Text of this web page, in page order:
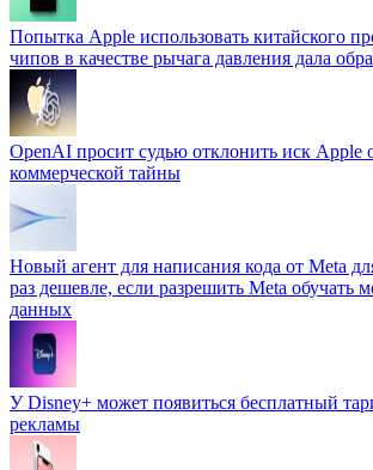
Попытка Apple использовать китайского
чипов в качестве рычага давления дала
OpenAI просит судью отклонить иск Apple
коммерческой тайны
Новый агент для написания кода от Meta
раз дешевле, если разрешить Meta обучать
данных
У Disney+ может появиться бесплатный
рекламы